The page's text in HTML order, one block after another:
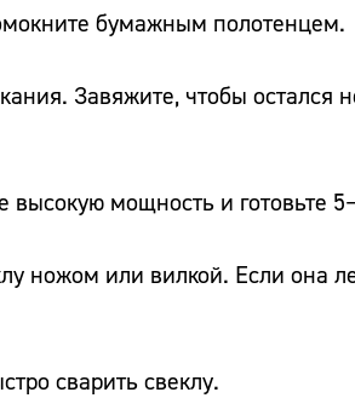
бумажным полотенцем.
Завяжите, чтобы остался
высокую мощность и готовьте
ножом или вилкой. Если она
сварить свеклу.